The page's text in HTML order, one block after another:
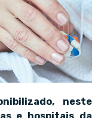
neste
e hospitais da